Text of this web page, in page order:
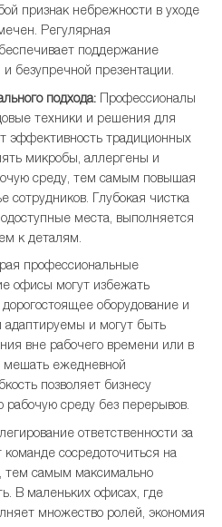
признак небрежности в уходе
Регулярная
поддержание
безупречной презентации.
подхода:Профессионалы
техники и решения для
эффективность традиционных
микробы, аллергены и
среду, тем самым повышая
Глубокая чистка
места, выполняется
к деталям.
профессиональные
офисы могут избежать
оборудование и
адаптируемы и могут быть
вне рабочего времени или в
мешать ежедневной
позволяет бизнесу
среду без перерывов.
ответственности за
сосредоточиться на
тем самым максимально
В маленьких офисах, где
множество ролей, экономия